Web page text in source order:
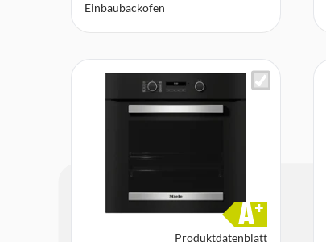
Einbaubackofen
A+
Produktdatenblatt